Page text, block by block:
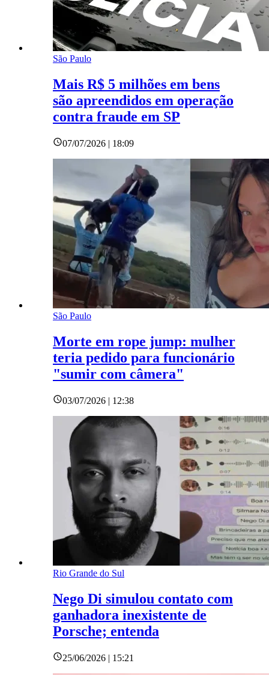
São Paulo
Mais R$ 5 milhões em bens
são apreendidos em operação
contra fraude em SP
07/07/2026 | 18:09
São Paulo
Morte em rope jump: mulher
teria pedido para funcionário
"sumir com câmera"
03/07/2026 | 12:38
Rio Grande do Sul
Nego Di simulou contato com
ganhadora inexistente de
Porsche; entenda
25/06/2026 | 15:21